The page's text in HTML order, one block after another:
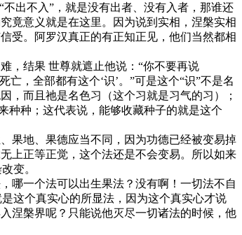
出不入”，就是没有出者、没有入者，那谁还
竟意义就是在这里。因为说到实相，涅槃实相
受。阿罗汉真正的有正知正见，他们当然都相
，结果 世尊就遮止他说：“你不要再说
亡，全部都有这个‘识’。”可是这个“识”不是名
，而且祂是名色习（这个习就是习气的习）；
种种；这代表说，能够收藏种子的就是这个
果地、果德应当不同，因为功德已经被变易掉
上正等正觉，这个法还是不会变易。所以如来
变。
哪一个法可以出生果法？没有啊！一切法不自
这个真实心的所显法，因为这个真实心才说
涅槃界呢？只能说他灭尽一切诸法的时候，他